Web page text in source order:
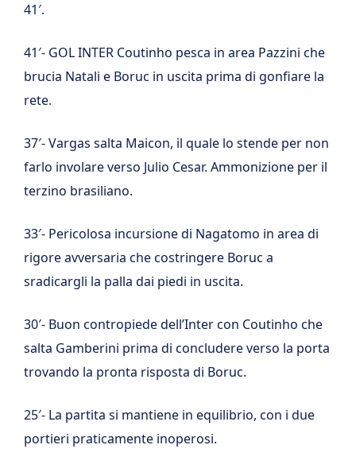
41′.
41′- GOL INTER Coutinho pesca in area Pazzini che
brucia Natali e Boruc in uscita prima di gonfiare la
rete.
37′- Vargas salta Maicon, il quale lo stende per non
farlo involare verso Julio Cesar. Ammonizione per il
terzino brasiliano.
33′- Pericolosa incursione di Nagatomo in area di
rigore avversaria che costringere Boruc a
sradicargli la palla dai piedi in uscita.
30′- Buon contropiede dell’Inter con Coutinho che
salta Gamberini prima di concludere verso la porta
trovando la pronta risposta di Boruc.
25′- La partita si mantiene in equilibrio, con i due
portieri praticamente inoperosi.